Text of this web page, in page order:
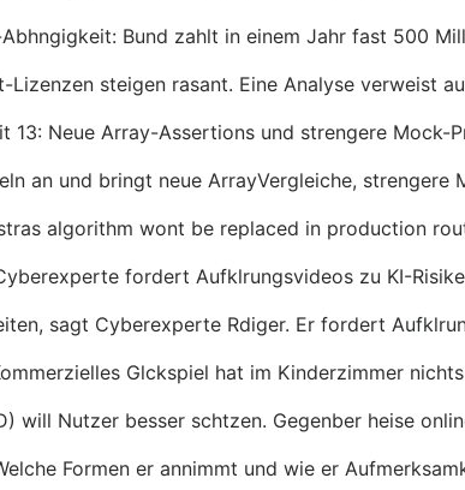
Bund zahlt in einem Jahr fast 500
steigen rasant. Eine Analyse verweist
13: Neue Array-Assertions und strengere Mock-
an und bringt neue ArrayVergleiche,
algorithm wont be replaced in production
fordert Aufklrungsvideos zu KI-
sagt Cyberexperte Rdiger. Er fordert
Glckspiel hat im Kinderzimmer
will Nutzer besser schtzen. Gegenber heise
Formen er annimmt und wie er